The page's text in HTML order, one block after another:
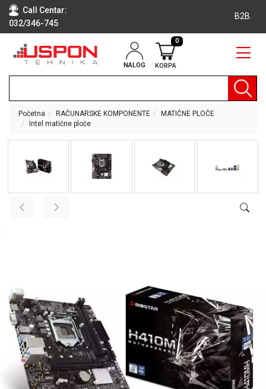
Call Centar:
032/346-745
B2B
NALOG KORPA
0
RAČUNARI
TEHNIKA
KLIME I
DODATNA
DODATNA
OPREMA
MOBILNI I
FIKSNI
TELEFONI
Početna RAČUNARSKE KOMPONENTE
MATIČNE PLOČE
Intel matične ploče